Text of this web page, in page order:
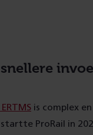
is complex
ProRail in